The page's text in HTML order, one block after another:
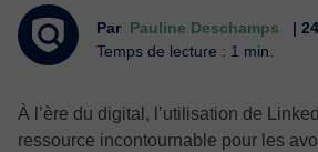
Par Pauline Deschamps
|
Temps de lecture : 1 min.
À l’ère du digital, l’utilisation de
ressource incontournable pour les